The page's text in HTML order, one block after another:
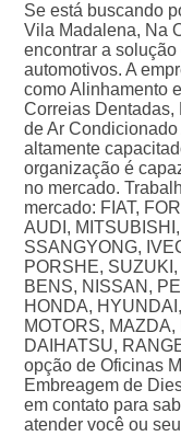
Se está buscando
Vila Madalena, Na
encontrar a
automotivos. A
como Alinhamento
Correias
de Ar
altamente
organização é
no mercado.
mercado: FIAT,
AUDI,
SSANGYONG,
PORSHE,
BENS, NISSAN,
HONDA,
MOTORS,
DAIHATSU,
opção de Oficinas
Embreagem de
em contato para
atender você ou